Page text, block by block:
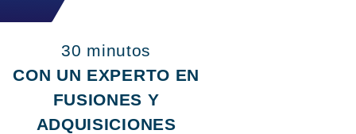
30 minutos
CON UN EXPERTO EN
FUSIONES Y
ADQUISICIONES